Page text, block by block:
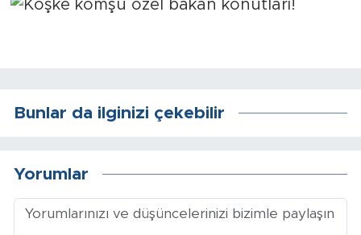
Bunlar da ilginizi çekebilir
Yorumlar